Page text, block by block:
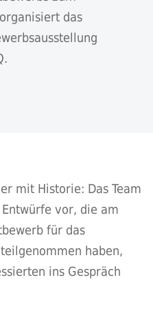
das
mit Historie: Das Team
vor, die am
für das
haben,
ins Gespräch